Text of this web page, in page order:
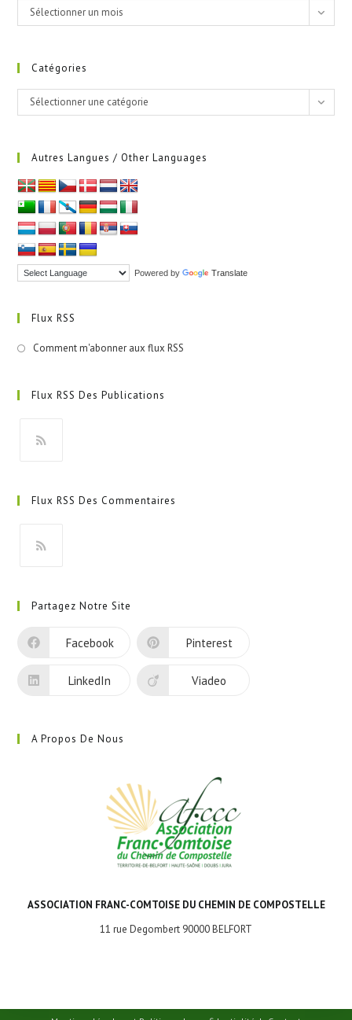
Archives
Sélectionner un mois
Catégories
Catégories
Sélectionner une catégorie
Autres Langues / Other Languages
Powered by Translate
Flux RSS
Comment m'abonner aux flux RSS
Flux RSS Des Publications
un
onglet
Flux RSS Des Commentaires
un
nouvel
Partagez Notre Site
Facebook Pinterest
LinkedIn Viadeo
A Propos De Nous
ASSOCIATION FRANC-COMTOISE DU CHEMIN DE COMPOSTELLE
11 rue Degombert 90000 BELFORT